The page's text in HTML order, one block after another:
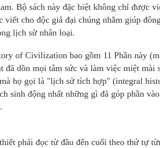
Bộ sách này đặc biệt không chỉ được
viết cho độc giả đại chúng nhằm giúp
lịch sử nhân loại.
of Civilization bao gồm 11 Phần này
dồn mọi tâm sức và làm việc miệt mài
họ gọi là "lịch sử tích hợp" (integral
sinh động nhất những gì đã góp phần
phải đọc từ đầu đến cuối theo thứ tự